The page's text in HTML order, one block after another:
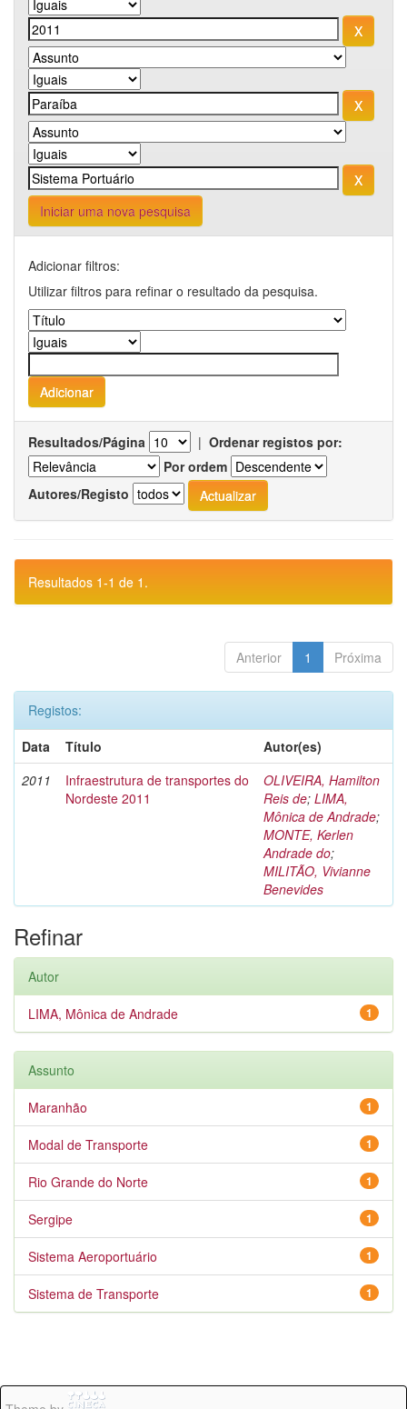
Iniciar uma nova pesquisa
Adicionar filtros:
Utilizar filtros para refinar o resultado da pesquisa.
Resultados/Página | Ordenar registos por:
Por ordem
Autores/Registo
Resultados 1-1 de 1.
Anterior 1 Próxima
Registos:
Data
Título
Autor(es)
2011
Infraestrutura de transportes do
Nordeste 2011
OLIVEIRA, Hamilton
Reis de; LIMA,
Mônica de Andrade;
MONTE, Kerlen
Andrade do;
MILITÃO, Vivianne
Benevides
Refinar
Autor
1
LIMA, Mônica de Andrade
Assunto
1
Maranhão
1
Modal de Transporte
1
Rio Grande do Norte
1
Sergipe
1
Sistema Aeroportuário
1
Sistema de Transporte